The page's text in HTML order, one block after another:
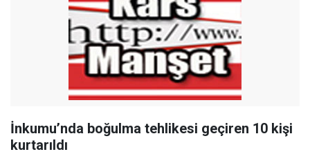
İnkumu’nda boğulma tehlikesi geçiren 10 kişi
kurtarıldı